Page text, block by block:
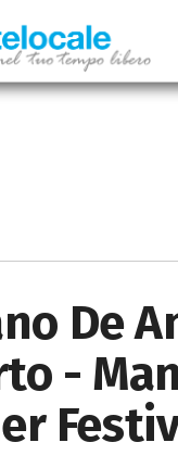
De
-